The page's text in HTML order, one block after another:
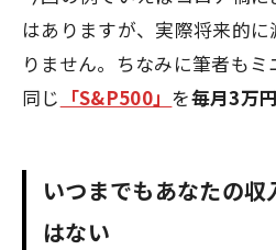
はありますが、実際将来的
りません。ちなみに筆者も
同じ 「S&P500」 を毎月3万
いつまでもあなたの
はない